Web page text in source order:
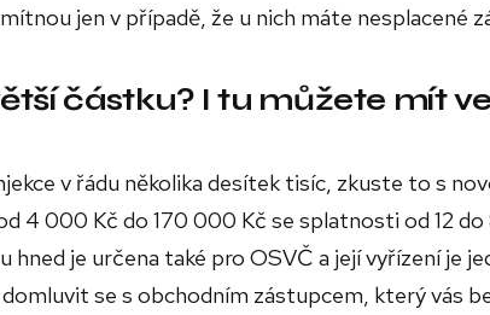
jen v případě, že u nich máte nesplacené
částku? I tu můžete mít
v řádu několika desítek tisíc, zkuste to s
4 000 Kč do 170 000 Kč se splatnosti od 12 do
je určena také pro OSVČ a její vyřízení je
se s obchodním zástupcem, který vás